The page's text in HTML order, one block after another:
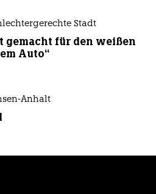
Stadt
gemacht für den weißen
Auto“
Anhalt